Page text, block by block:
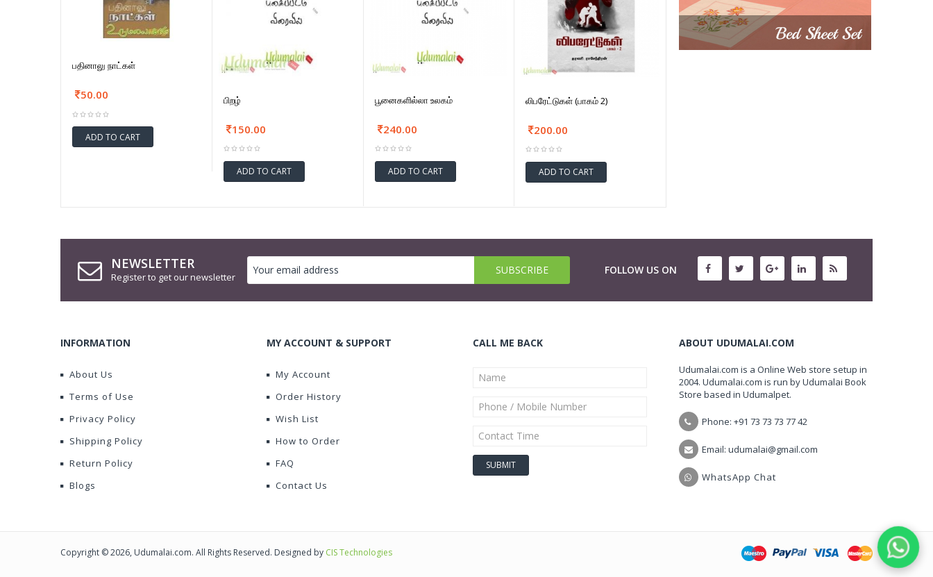
பதினாலு நாட்கள்
50.00
ADD TO CART
பிறழ்
150.00
ADD TO CART
பூனைகளில்லா உலகம்
240.00
ADD TO CART
லிபரேட்டுகள் (பாகம் 2)
200.00
ADD TO CART
NEWSLETTER
Register to get our newsletter
FOLLOW US ON
INFORMATION
About Us
Terms of Use
Privacy Policy
Shipping Policy
Return Policy
Blogs
MY ACCOUNT & SUPPORT
My Account
Order History
Wish List
How to Order
FAQ
Contact Us
CALL ME BACK ABOUT UDUMALAI.COM
Udumalai.com is a Online Web store setup in
2004. Udumalai.com is run by Udumalai Book
Store based in Udumalpet.
Phone: +91 73 73 73 77 42
Email: udumalai@gmail.com
WhatsApp Chat
Copyright © 2026, Udumalai.com. All Rights Reserved. Designed by CIS Technologies